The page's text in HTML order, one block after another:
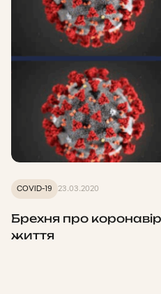
COVID-19 23.03.2020
Брехня про
життя